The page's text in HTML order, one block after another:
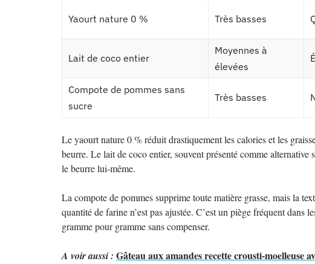
Yaourt nature 0 % Très basses
Lait de coco entier
Moyennes à
élevées
Compote de pommes sans
sucre
Très basses
Le yaourt nature 0 % réduit drastiquement les calories et les
beurre. Le lait de coco entier, souvent présenté comme alternative
le beurre lui-même.
La compote de pommes supprime toute matière grasse, mais la
quantité de farine n’est pas ajustée. C’est un piège fréquent dans
gramme pour gramme sans compenser.
A voir aussi : Gâteau aux amandes recette crousti-moelleuse